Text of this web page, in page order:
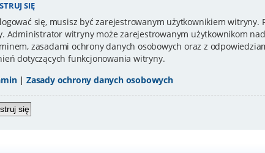
SIĘ
się, musisz być zarejestrowanym użytkownikiem
Administrator witryny może zarejestrowanym użytkownikom
zasadami ochrony danych osobowych oraz z
dotyczących funkcjonowania witryny.
|Zasady ochrony danych osobowych
się